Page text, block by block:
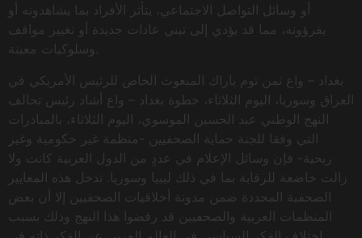
أو وسائل التواصل الاجتماعي، يتأثر الأفراد بما يشاهدونه أو
يقرؤونه، مما قد يؤدي إلى تبني عادات جديدة أو تغيير مواقف
بغداد – واع ثمن توم باراك المبعوث الخاص للرئيس الأمريكي في
العراق وسوريا، اليوم الثلاثاء، خطوة بغداد – واع أشاد رئيس تحالف
النهج الوطني عبد الحسين الموسوي، اليوم الثلاثاء، بالمبادرات
التي وفقا للجنة حماية الصحفيين -منظمة غير حكومية وغير
ربحية- فإن وسائل الإعلام في عددٍ من الدول العربية كانت ولا
زالت خاضعة للرقابة بما في ذلك ليبيا وسوريا. تدخل هذه المعايير
الصحفية المحددة ضمن مدونة أخلاقيات الصحفيين إلا أن بعض
المنظمات العربية والصحفيين قد رفضوا هذا النهج وذلك بسبب